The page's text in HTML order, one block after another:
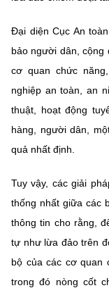
Đại diện Cục An
bảo người dân, cộng
cơ quan chức
nghiệp an toàn, an
thuật, hoạt động
hàng, người dân,
quả nhất định.
Tuy vậy, các giải
thống nhất giữa các
thông tin cho rằng,
tự như lừa đảo trên
bộ của các cơ quan
trong đó nòng cốt